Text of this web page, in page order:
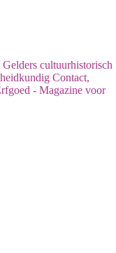
cultuurhistorisch
Contact,
- Magazine voor